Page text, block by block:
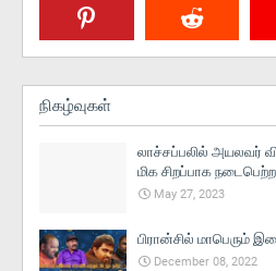
நிகழ்வுகள்
லாச்சப்பலில் அயலவர்
மிக சிறப்பாக
May 27, 2023
பிரான்சில் மாபெரும்
December 08, 2022